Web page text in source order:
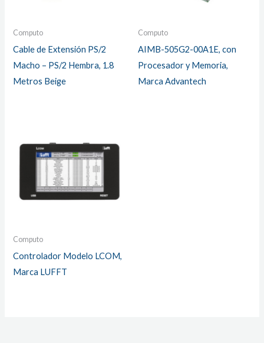
Computo
Cable de Extensión PS/2
Macho – PS/2 Hembra, 1.8
Metros Beige
Computo
AIMB-505G2-00A1E, con
Procesador y Memoria,
Marca Advantech
Computo
Controlador Modelo LCOM,
Marca LUFFT